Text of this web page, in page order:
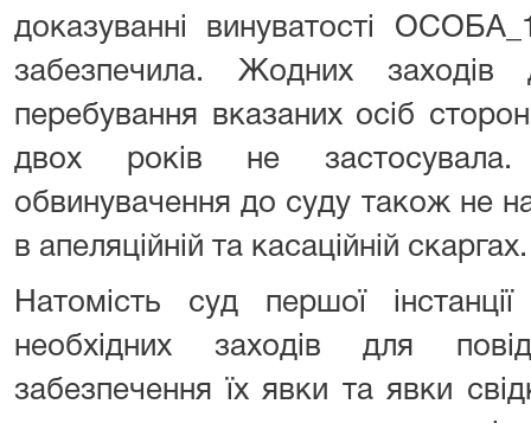
доказуванні винуватості
забезпечила. Жодних заходів
перебування вказаних осіб
двох років не
обвинувачення до суду також не
в апеляційній та касаційній скаргах.
Натомість суд першої
необхідних заходів для
забезпечення їх явки та явки